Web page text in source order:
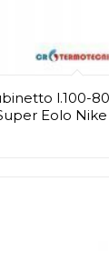
l.100-
Eolo Nike